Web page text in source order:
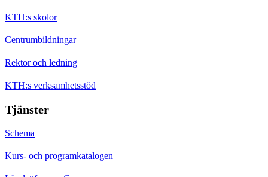
KTH:s skolor
Centrumbildningar
Rektor och ledning
KTH:s verksamhetsstöd
Tjänster
Schema
Kurs- och programkatalogen